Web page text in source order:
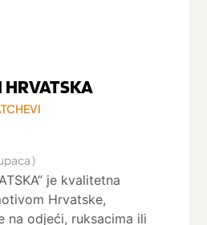
HRVATSKA
)
je kvalitetna
Hrvatske,
na odjeći, ruksacima ili